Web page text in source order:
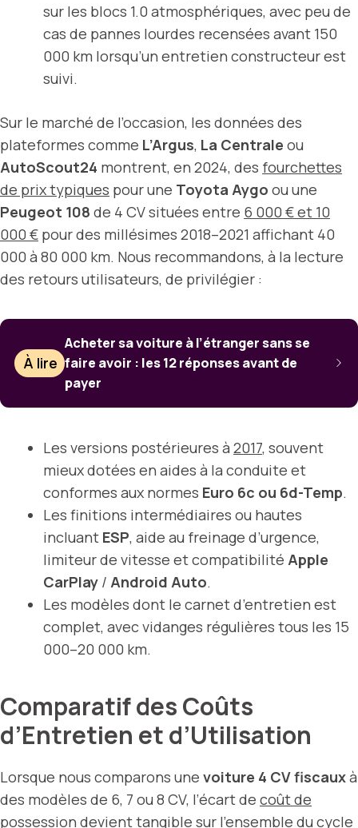
sur les blocs 1.0 atmosphériques, avec peu de
cas de pannes lourdes recensées avant 150
000 km lorsqu’un entretien constructeur est
suivi.
Sur le marché de l’occasion, les données des
plateformes comme L’Argus, La Centrale ou
AutoScout24 montrent, en 2024, des fourchettes
de prix typiques pour une Toyota Aygo ou une
Peugeot 108 de 4 CV situées entre 6 000 € et 10
000 € pour des millésimes 2018–2021 affichant 40
000 à 80 000 km. Nous recommandons, à la lecture
des retours utilisateurs, de privilégier :
À lire
Acheter sa voiture à l’étranger sans se
faire avoir : les 12 réponses avant de
payer
Les versions postérieures à 2017, souvent
mieux dotées en aides à la conduite et
conformes aux normes Euro 6c ou 6d-Temp.
Les finitions intermédiaires ou hautes
incluant ESP, aide au freinage d’urgence,
limiteur de vitesse et compatibilité Apple
CarPlay / Android Auto.
Les modèles dont le carnet d’entretien est
complet, avec vidanges régulières tous les 15
000–20 000 km.
Comparatif des Coûts
d’Entretien et d’Utilisation
Lorsque nous comparons une voiture 4 CV fiscauxà
des modèles de 6, 7 ou 8 CV, l’écart de coût de
possession devient tangible sur l’ensemble du cycle